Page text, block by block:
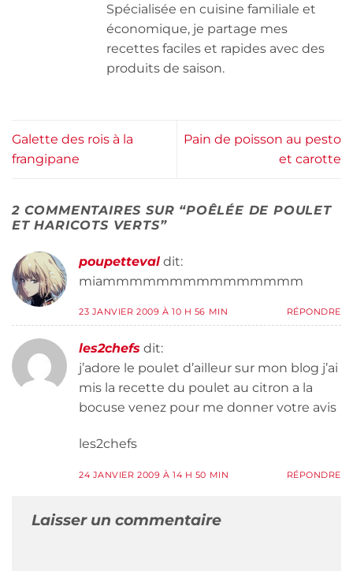
Spécialisée en cuisine familiale et
économique, je partage mes
recettes faciles et rapides avec des
produits de saison.
Galette des rois à la
frangipane
Pain de poisson au pesto
et carotte
2 COMMENTAIRES SUR “POÊLÉE DE POULET
ET HARICOTS VERTS”
poupetteval dit:
miammmmmmmmmmmmmmm
23 JANVIER 2009 À 10 H 56 MIN RÉPONDRE
les2chefs dit:
j’adore le poulet d’ailleur sur mon blog j’ai
mis la recette du poulet au citron a la
bocuse venez pour me donner votre avis
les2chefs
24 JANVIER 2009 À 14 H 50 MIN RÉPONDRE
Laisser un commentaire